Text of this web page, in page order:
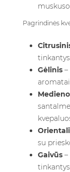
Pagrindinės
Gėlinis
su
Gaivūs